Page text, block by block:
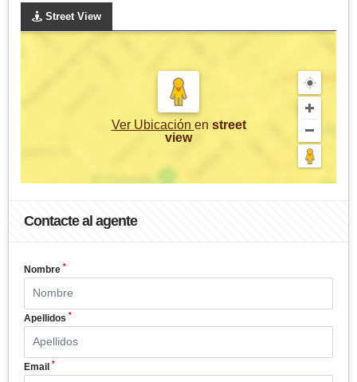
Street View
Ver Ubicación en street
view
Contacte al agente
Nombre *
Apellidos *
Email *